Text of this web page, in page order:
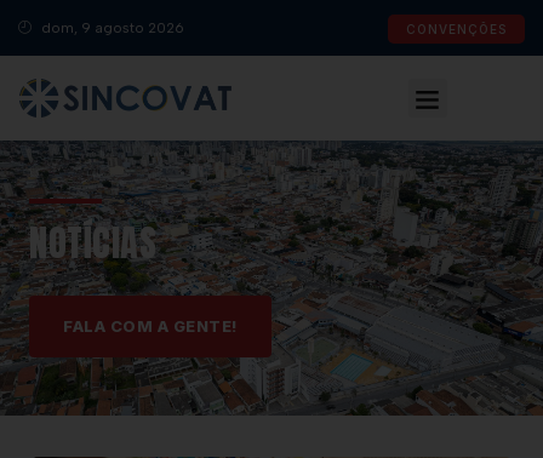
dom, 9 agosto 2026 CONVENÇÕES
NOTÍCIAS
FALA COM A GENTE!